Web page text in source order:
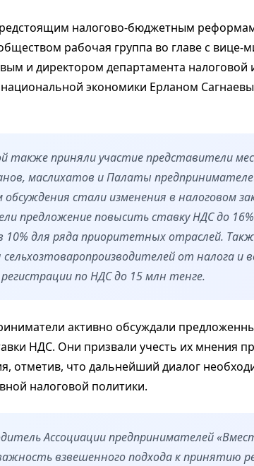
налогово-бюджетным
рабочая группа во главе с
и директором департамента налоговой
экономики Ерланом
также приняли участие представители
маслихатов и Палаты
стали изменения в налоговом
предложение повысить ставку НДС до
для ряда приоритетных отраслей.
от налога и
по НДС до 15 млн тенге.
активно обсуждали
НДС. Они призвали учесть их мнения
отметив, что дальнейший диалог
налоговой политики.
Ассоциации предпринимателей
взвешенного подхода к принятию